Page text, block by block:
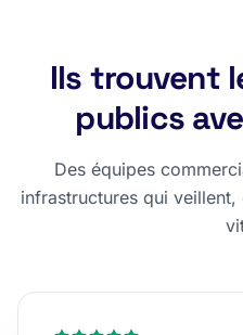
Ils trouvent
publics
Des équipes
infrastructures qui